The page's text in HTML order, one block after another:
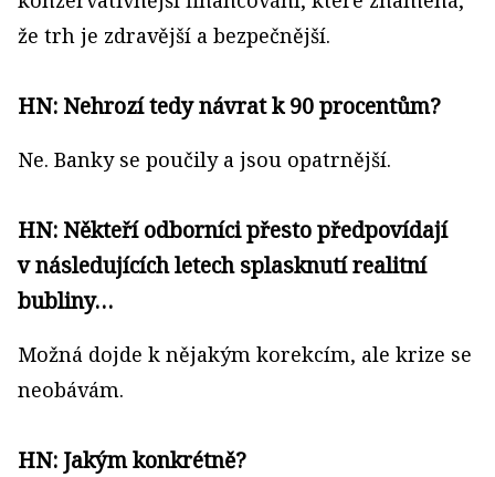
že trh je zdravější a bezpečnější.
HN: Nehrozí tedy návrat k 90 procentům?
Ne. Banky se poučily a jsou opatrnější.
HN: Někteří odborníci přesto předpovídají
v následujících letech splasknutí realitní
bubliny…
Možná dojde k nějakým korekcím, ale krize se
neobávám.
HN: Jakým konkrétně?